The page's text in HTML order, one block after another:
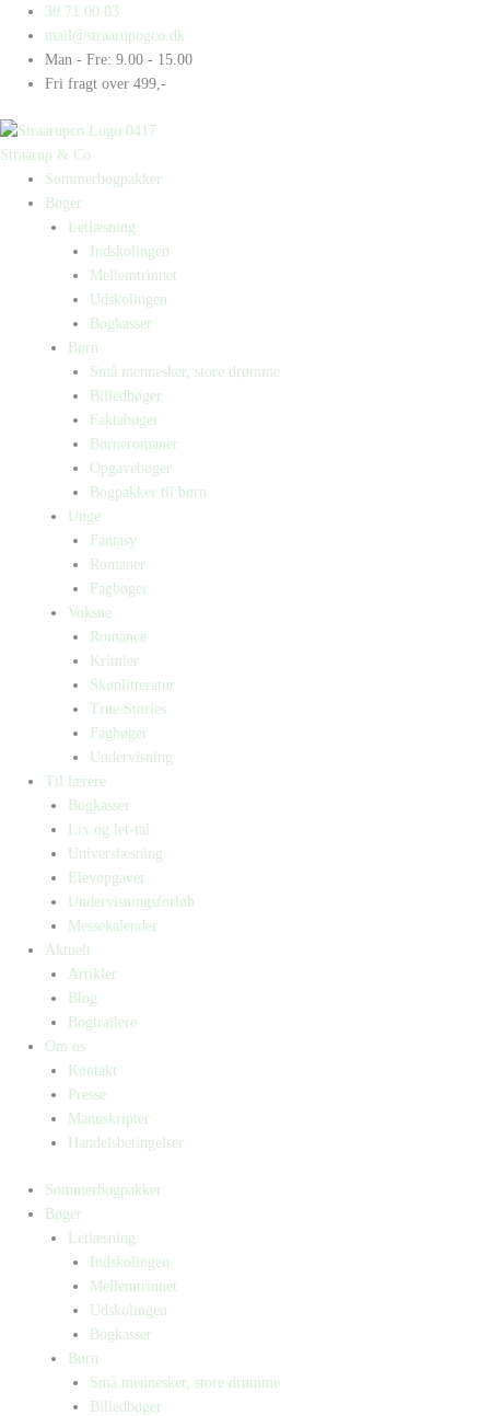
indholdet
30 71 00 03
mail@straarupogco.dk
Man - Fre: 9.00 - 15.00
Fri fragt over 499,-
Straarup & Co
Sommerbogpakker
Bøger
Letlæsning
Indskolingen
Mellemtrinnet
Udskolingen
Bogkasser
Børn
Små mennesker, store drømme
Billedbøger
Faktabøger
Børneromaner
Opgavebøger
Bogpakker til børn
Unge
Fantasy
Romaner
Fagbøger
Voksne
Romance
Krimier
Skønlitteratur
True Stories
Fagbøger
Undervisning
Til lærere
Bogkasser
Lix og let-tal
Universlæsning
Elevopgaver
Undervisningsforløb
Messekalender
Aktuelt
Artikler
Blog
Bogtrailere
Om os
Kontakt
Presse
Manuskripter
Handelsbetingelser
Sommerbogpakker
Bøger
Letlæsning
Indskolingen
Mellemtrinnet
Udskolingen
Bogkasser
Børn
Små mennesker, store drømme
Billedbøger
Products
search
Products
search
Gucci